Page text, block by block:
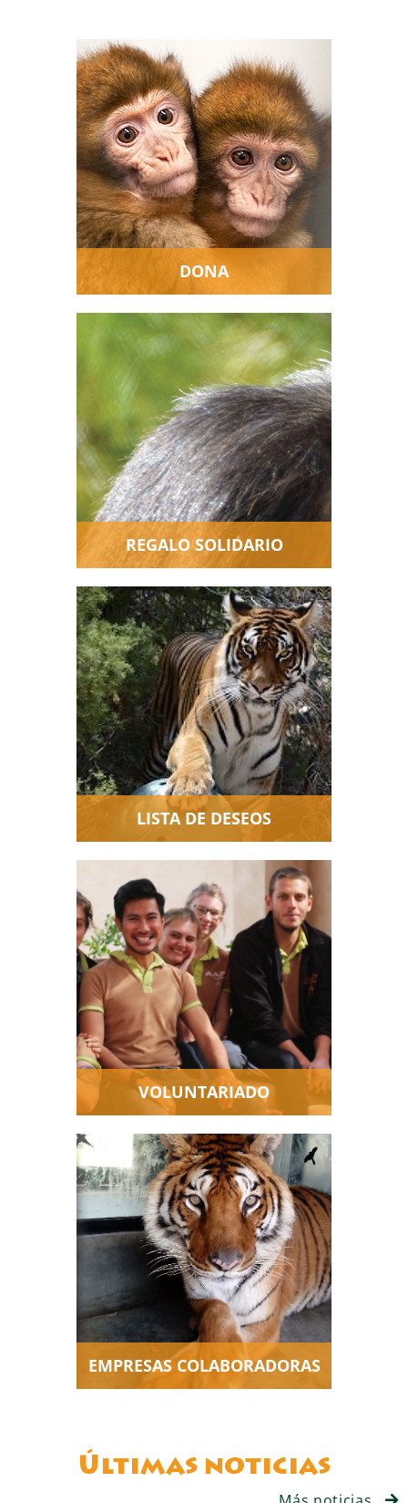
Gracias a nuestros socios y
donantes podemos ayudar a
los animales rescatados y
mejorar su vida.
DONA
Haz una donación en nombre
de tus invitados de boda, o de
un amigo. ¡Un bonito regalo
solidario para los más
queridos!
REGALO SOLIDARIO
El apoyo "en especie" con
productos o servicios también
nos es de gran ayuda. ¿Tienes
alguno?
LISTA DE DESEOS
Los voluntarios son muy
importantes en AAP. ¿Quieres
ser uno de ellos?
VOLUNTARIADO
Gracias a la solidaridad de las
empresas que nos dan su
apoyo podemos cuidar y
atender a los animales que
rescatamos como se merecen.
EMPRESAS COLABORADORAS
Últimas noticias